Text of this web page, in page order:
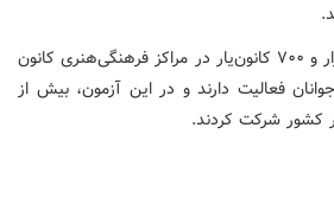
در حال حاضر بیش از ۶‌هزار و ۷۰۰ کانون‌یار در مراکز فرهنگی‌هنری کانون
فعالیت دارند و در این آزمون، بیش از